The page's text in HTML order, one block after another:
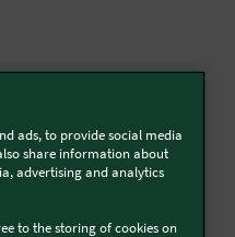
ads, to provide social media
share information about
advertising and analytics
to the storing of cookies on